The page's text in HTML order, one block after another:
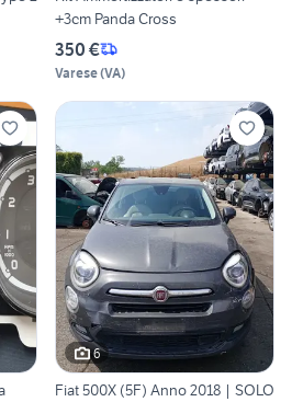
+3cm Panda Cross
350 €
Varese(VA)
6
Fiat 500X (5F) Anno 2018 | SOLO